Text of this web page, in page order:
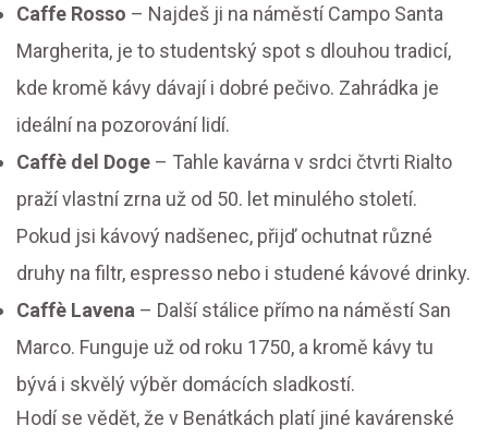
Caffe Rosso – Najdeš ji na náměstí Campo Santa
Margherita, je to studentský spot s dlouhou tradicí,
kde kromě kávy dávají i dobré pečivo. Zahrádka je
ideální na pozorování lidí.
Caffè del Doge – Tahle kavárna v srdci čtvrti Rialto
praží vlastní zrna už od 50. let minulého století.
Pokud jsi kávový nadšenec, přijď ochutnat různé
druhy na filtr, espresso nebo i studené kávové drinky.
Caffè Lavena – Další stálice přímo na náměstí San
Marco. Funguje už od roku 1750, a kromě kávy tu
bývá i skvělý výběr domácích sladkostí.
Hodí se vědět, že v Benátkách platí jiné kavárenské